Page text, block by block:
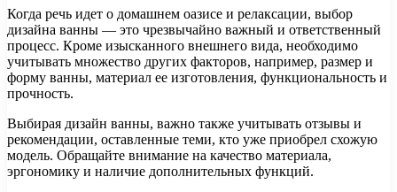
Когда речь идет о домашнем оазисе и релаксации, выбор
дизайна ванны — это чрезвычайно важный и ответственный
процесс. Кроме изысканного внешнего вида, необходимо
учитывать множество других факторов, например, размер и
форму ванны, материал ее изготовления, функциональность и
прочность.
Выбирая дизайн ванны, важно также учитывать отзывы и
рекомендации, оставленные теми, кто уже приобрел схожую
модель. Обращайте внимание на качество материала,
эргономику и наличие дополнительных функций.